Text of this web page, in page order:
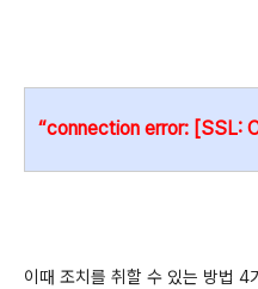
“connection error: [SSL:
이때 조치를 취할 수 있는 방법 4